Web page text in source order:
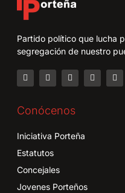
Partido político que lucha
segregación de nuestro
Conócenos
Iniciativa Porteña
Estatutos
Concejales
Jovenes Porteños